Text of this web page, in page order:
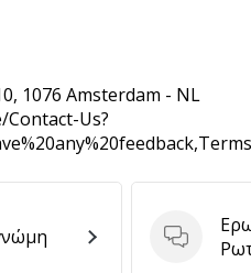
1076 Amsterdam - NL
Us?